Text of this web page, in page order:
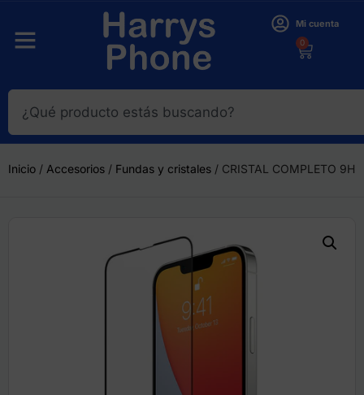
Mi cuenta
0
Inicio / Accesorios / Fundas y cristales / CRISTAL COMPLETO 9H